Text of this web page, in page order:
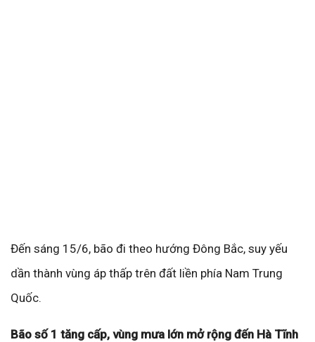
Đến sáng 15/6, bão đi theo hướng Đông Bắc, suy yếu
dần thành vùng áp thấp trên đất liền phía Nam Trung
Quốc.
Bão số 1 tăng cấp, vùng mưa lớn mở rộng đến Hà Tĩnh